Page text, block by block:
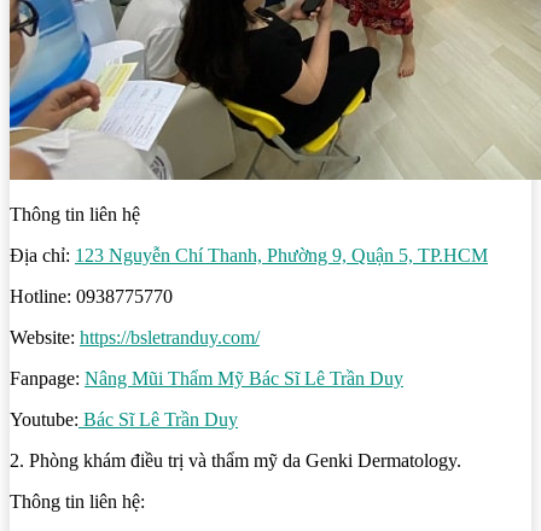
Thông tin liên hệ
Địa chỉ: 123 Nguyễn Chí Thanh, Phường 9, Quận 5, TP.HCM
Hotline: 0938775770
Website: https://bsletranduy.com/
Fanpage: Nâng Mũi Thẩm Mỹ Bác Sĩ Lê Trần Duy
Youtube: Bác Sĩ Lê Trần Duy
2. Phòng khám điều trị và thẩm mỹ da Genki Dermatology.
Thông tin liên hệ: